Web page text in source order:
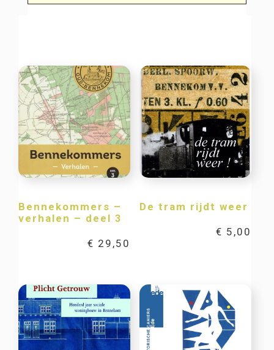
Bennekommers –
verhalen – deel 3
€ 29,50
De tram rijdt weer
€ 5,00